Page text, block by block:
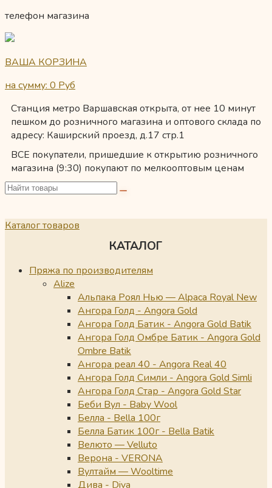
телефон магазина
ВАША КОРЗИНА
на сумму: 0 Руб
Станция метро Варшавская открыта, от нее 10 минут
пешком до розничного магазина и оптового склада по
адресу: Каширский проезд, д.17 стр.1
ВСЕ покупатели, пришедшие к открытию розничного
магазина (9:30) покупают по мелкооптовым ценам
Каталог товаров
КАТАЛОГ
Пряжа по производителям
Alize
Альпака Роял Нью — Alpaca Royal New
Ангора Голд - Angora Gold
Ангора Голд Батик - Angora Gold Batik
Ангора Голд Омбре Батик - Angora Gold
Ombre Batik
Ангора реал 40 - Angora Real 40
Ангора Голд Симли - Angora Gold Simli
Ангора Голд Стар - Angora Gold Star
Беби Вул - Baby Wool
Белла - Bella 100г
Белла Батик 100г - Bella Batik
Велюто — Velluto
Верона - VERONA
Вултайм — Wooltime
Дива - Diva